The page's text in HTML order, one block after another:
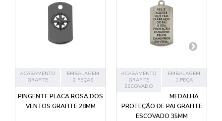
ACABAMENTO
GRAFITE
EMBALAGEM
2 PEÇAS
PINGENTE PLACA ROSA DOS
VENTOS GRAFITE 28MM
ACABAMENTO
GRAFITE
ESCOVADO
EMBALAGEM
1 PEÇA
MEDALHA
PROTEÇÃO DE PAI GRAFITE
ESCOVADO 35MM